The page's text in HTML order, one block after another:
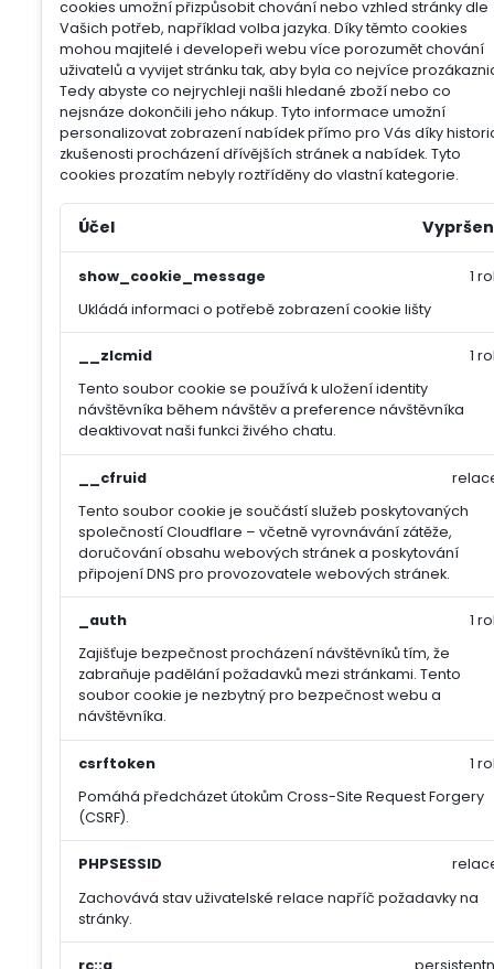
cookies umožní přizpůsobit chování nebo vzhled stránky dle
Vašich potřeb, například volba jazyka. Díky těmto cookies
mohou majitelé i developeři webu více porozumět chování
uživatelů a vyvijet stránku tak, aby byla co nejvíce
Tedy abyste co nejrychleji našli hledané zboží nebo co
nejsnáze dokončili jeho nákup. Tyto informace umožní
personalizovat zobrazení nabídek přímo pro Vás díky
zkušenosti procházení dřívějších stránek a nabídek. Tyto
cookies prozatím nebyly roztříděny do vlastní kategorie.
Účel
show_cookie_message
Ukládá informaci o potřebě zobrazení cookie lišty
1
__zlcmid
Tento soubor cookie se používá k uložení identity
návštěvníka během návštěv a preference návštěvníka
deaktivovat naši funkci živého chatu.
1
__cfruid
Tento soubor cookie je součástí služeb poskytovaných
společností Cloudflare – včetně vyrovnávání zátěže,
doručování obsahu webových stránek a poskytování
připojení DNS pro provozovatele webových stránek.
_auth
Zajišťuje bezpečnost procházení návštěvníků tím, že
zabraňuje padělání požadavků mezi stránkami. Tento
soubor cookie je nezbytný pro bezpečnost webu a
návštěvníka.
1
csrftoken
Pomáhá předcházet útokům Cross-Site Request Forgery
(CSRF).
1
PHPSESSID
Zachovává stav uživatelské relace napříč požadavky na
stránky.
rc::a